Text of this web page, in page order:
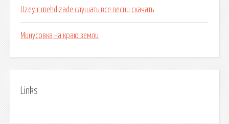
Uzeyir mehdizade слушать все песни скачать
Минусовка на краю земли
Links